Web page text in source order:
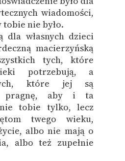
wiadomości,
nie było.
dla własnych dzieci
macierzyńską
tych, które
potrzebują, a
które jej są
pragnę, aby i ta
nie tobie tylko, lecz
twego wieku,
albo nie mają o
albo też zupełnie